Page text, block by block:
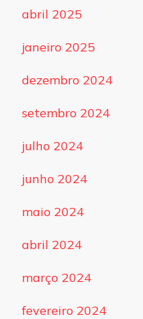
abril 2025
janeiro 2025
dezembro 2024
setembro 2024
julho 2024
junho 2024
maio 2024
abril 2024
março 2024
fevereiro 2024